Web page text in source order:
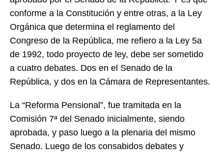
conforme a la Constitución y entre otras, a la Ley
Orgánica que determina el reglamento del
Congreso de la República, me refiero a la Ley 5a
de 1992, todo proyecto de ley, debe ser sometido
a cuatro debates. Dos en el Senado de la
República, y dos en la Cámara de Representantes.
La “Reforma Pensional”, fue tramitada en la
Comisión 7ª del Senado inicialmente, siendo
aprobada, y paso luego a la plenaria del mismo
Senado. Luego de los consabidos debates y